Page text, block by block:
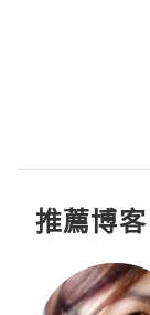
推薦博客